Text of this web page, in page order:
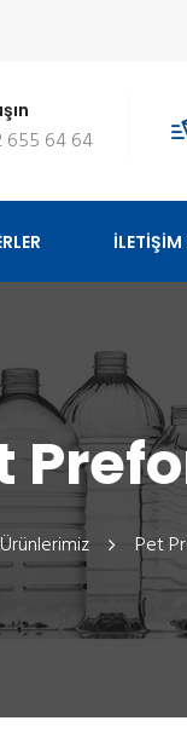
655 64 64
Ürünlerimiz Pet